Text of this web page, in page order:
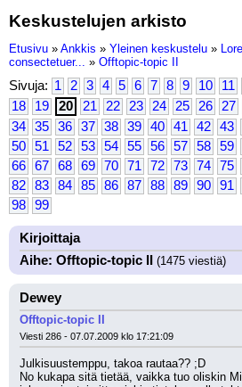
Keskustelujen arkisto
Etusivu » Ankkis » Yleinen keskustelu »
consectetuer... » Offtopic-topic II
Sivuja: 1 2 3 4 5 6 7 8 9 10 11
18
19 20 21 22 23 24 25 26 27
34
35 36 37 38 39 40 41 42 43
50
51 52 53 54 55 56 57 58 59
66
67 68 69 70 71 72 73 74 75
82
83 84 85 86 87 88 89 90 91
98
99
Kirjoittaja
Aihe: Offtopic-topic II
(1475 viestiä)
Dewey
Offtopic-topic II
Viesti 286 - 07.07.2009 klo 17:21:09
Julkisuustemppu, takoa rautaa?? ;D
No kukapa sitä tietää, vaikka tuo oliskin